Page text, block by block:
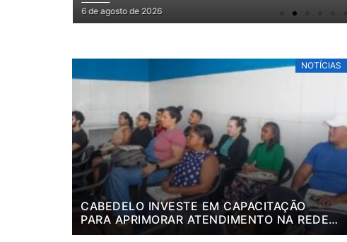
6 de agosto de 2026
NOTÍCIAS
CABEDELO INVESTE EM CAPACITAÇÃO
PARA APRIMORAR ATENDIMENTO NA REDE
DE BARES E RESTAURANTES